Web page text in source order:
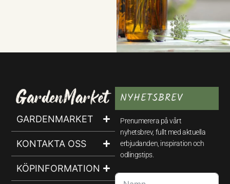
GARDENMARKET
KONTAKTA OSS
KÖPINFORMATION
NYHETSBREV
Prenumerera på vårt
nyhetsbrev, fullt med aktuella
erbjudanden, inspiration och
odlingstips.